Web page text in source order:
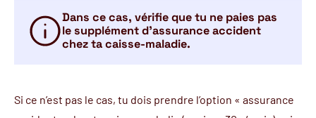
Dans ce cas, vérifie que tu ne paies pas
le supplément d’assurance accident
chez ta caisse-maladie.
Si ce n’est pas le cas, tu dois prendre l’option « assurance